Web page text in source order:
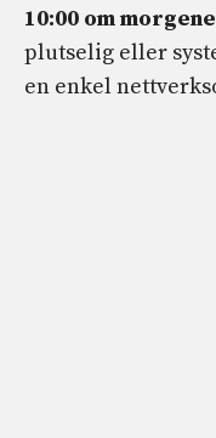
10:00 om
plutselig eller
en enkel